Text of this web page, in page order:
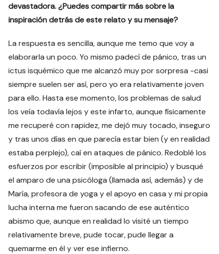
devastadora. ¿Puedes compartir más sobre la
inspiración detrás de este relato y su mensaje?
La respuesta es sencilla, aunque me temo que voy a
elaborarla un poco. Yo mismo padecí de pánico, tras un
ictus isquémico que me alcanzó muy por sorpresa -casi
siempre suelen ser así, pero yo era relativamente joven
para ello. Hasta ese momento, los problemas de salud
los veía todavía lejos y este infarto, aunque físicamente
me recuperé con rapidez, me dejó muy tocado, inseguro
y tras unos días en que parecía estar bien (y en realidad
estaba perplejo), caí en ataques de pánico. Redoblé los
esfuerzos por escribir (imposible al principio) y busqué
el amparo de una psicóloga (llamada así, además) y de
María, profesora de yoga y el apoyo en casa y mi propia
lucha interna me fueron sacando de ese auténtico
abismo que, aunque en realidad lo visité un tiempo
relativamente breve, pude tocar, pude llegar a
quemarme en él y ver ese infierno.